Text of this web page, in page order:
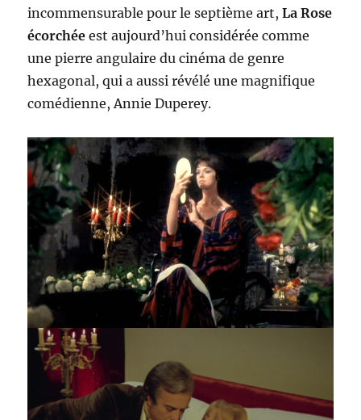
incommensurable pour le septième art,La Rose
écorchée est aujourd’hui considérée comme
une pierre angulaire du cinéma de genre
hexagonal, qui a aussi révélé une magnifique
comédienne, Annie Duperey.